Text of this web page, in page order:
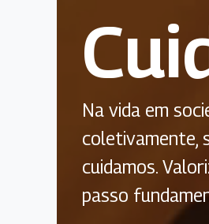
Na vida em
coletivamente,
cuidamos.
passo